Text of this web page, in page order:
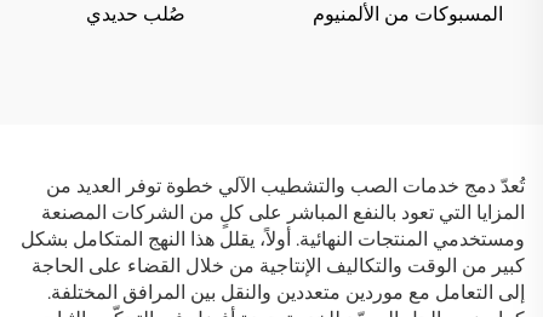
المسبوكات من الألمنيوم صُلب حديدي
تُعدّ دمج خدمات الصب والتشطيب الآلي خطوة توفر العديد من
المزايا التي تعود بالنفع المباشر على كلٍ من الشركات المصنعة
ومستخدمي المنتجات النهائية. أولاً، يقلل هذا النهج المتكامل بشكل
كبير من الوقت والتكاليف الإنتاجية من خلال القضاء على الحاجة
إلى التعامل مع موردين متعددين والنقل بين المرافق المختلفة.